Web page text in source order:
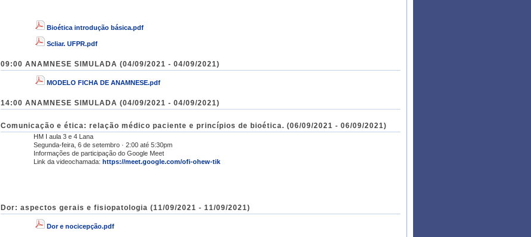
Bioética introdução básica.pdf
Scliar. UFPR.pdf
09:00 ANAMNESE SIMULADA (04/09/2021 - 04/09/2021)
MODELO FICHA DE ANAMNESE.pdf
14:00 ANAMNESE SIMULADA (04/09/2021 - 04/09/2021)
Comunicação e ética: relação médico paciente e princípios de bioética. (06/09/2021 - 06/09/2021)
HM I aula 3 e 4 Lana
Segunda-feira, 6 de setembro · 2:00 até 5:30pm
Informações de participação do Google Meet
Link da videochamada:https://meet.google.com/ofi-ohew-tik
Dor: aspectos gerais e fisiopatologia (11/09/2021 - 11/09/2021)
Dor e nocicepção.pdf